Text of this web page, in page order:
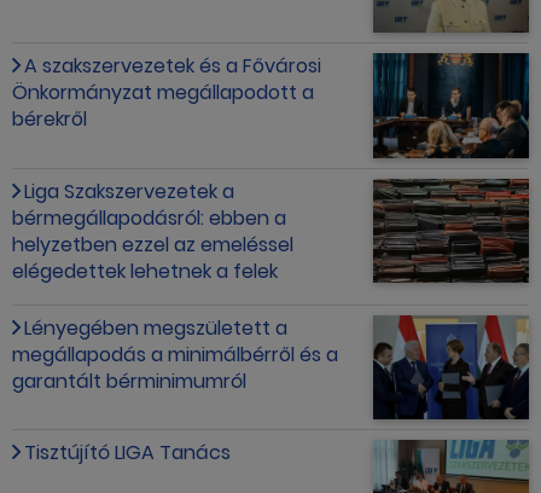
A szakszervezetek és a Fővárosi
Önkormányzat megállapodott a
bérekről
Liga Szakszervezetek a
bérmegállapodásról: ebben a
helyzetben ezzel az emeléssel
elégedettek lehetnek a felek
Lényegében megszületett a
megállapodás a minimálbérről és a
garantált bérminimumról
Tisztújító LIGA Tanács